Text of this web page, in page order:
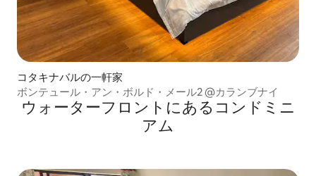
コタキナバルの一軒家
ボンテュール・アン・ボルド・メール2 @カランブナイ
ウォーターフロントにあるコンドミニ
アム